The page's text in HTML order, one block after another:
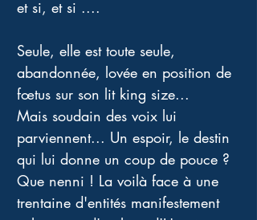
et si, et si ....
Seule, elle est toute seule,
abandonnée, lovée en position de
fœtus sur son lit king size...
Mais soudain des voix lui
parviennent... Un espoir, le destin
qui lui donne un coup de pouce ?
Que nenni ! La voilà face à une
trentaine d'entités manifestement